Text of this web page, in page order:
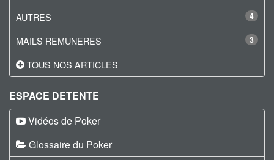
4
AUTRES
3
MAILS REMUNERES
TOUS NOS ARTICLES
ESPACE DETENTE
Vidéos de Poker
Glossaire du Poker